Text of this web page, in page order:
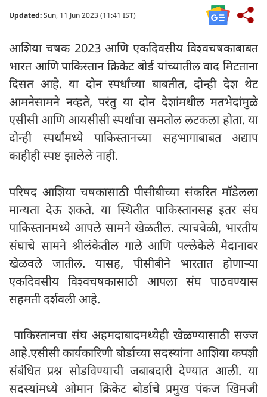
Updated:Sun, 11 Jun 2023 (11:41 IST)
आशिया चषक 2023 आणि एकदिवसीय विश्वचषकाबाबत
भारत आणि पाकिस्तान क्रिकेट बोर्ड यांच्यातील वाद मिटताना
दिसत आहे. या दोन स्पर्धांच्या बाबतीत, दोन्ही देश थेट
आमनेसामने नव्हते, परंतु या दोन देशांमधील मतभेदांमुळे
एसीसी आणि आयसीसी स्पर्धांचा समतोल लटकला होता. या
दोन्ही स्पर्धांमध्ये पाकिस्तानच्या सहभागाबाबत अद्याप
काहीही स्पष्ट झालेले नाही.
परिषद आशिया चषकासाठी पीसीबीच्या संकरित मॉडेलला
मान्यता देऊ शकते. या स्थितीत पाकिस्तानसह इतर संघ
पाकिस्तानमध्ये आपले सामने खेळतील. त्याचवेळी, भारतीय
संघाचे सामने श्रीलंकेतील गाले आणि पल्लेकेले मैदानावर
खेळवले जातील. यासह, पीसीबीने भारतात होणाऱ्या
एकदिवसीय विश्वचषकासाठी आपला संघ पाठवण्यास
सहमती दर्शवली आहे.
पाकिस्तानचा संघ अहमदाबादमध्येही खेळण्यासाठी सज्ज
आहे.एसीसी कार्यकारिणी बोर्डाच्या सदस्यांना आशिया कपशी
संबंधित प्रश्न सोडविण्याची जबाबदारी देण्यात आली. या
सदस्यांमध्ये ओमान क्रिकेट बोर्डाचे प्रमुख पंकज खिमजी